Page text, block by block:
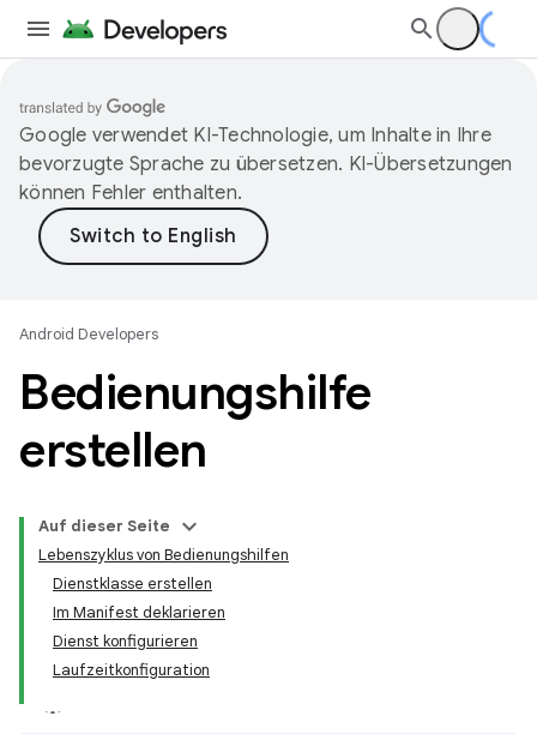
Google verwendet KI-Technologie, um Inhalte in Ihre
bevorzugte Sprache zu übersetzen. KI-Übersetzungen
können Fehler enthalten.
Android Developers
Bedienungshilfe
erstellen
Auf dieser Seite
Lebenszyklus von Bedienungshilfen
Dienstklasse erstellen
Im Manifest deklarieren
Dienst konfigurieren
Laufzeitkonfiguration